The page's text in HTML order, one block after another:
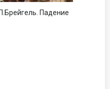
Падение